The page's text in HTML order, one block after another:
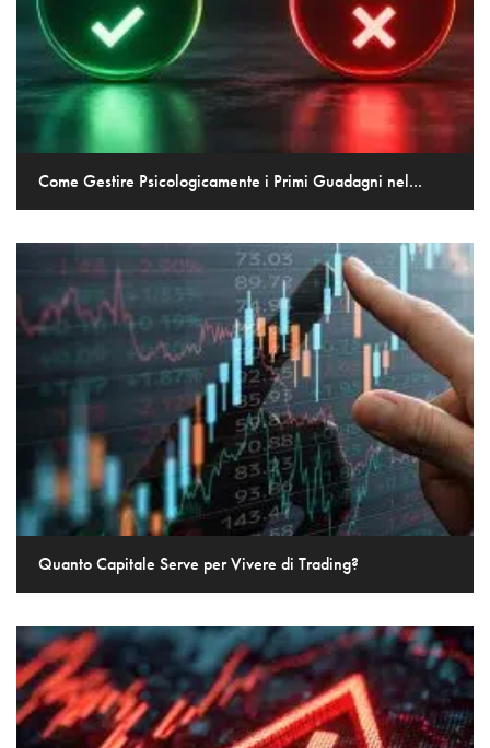
Come Gestire Psicologicamente i Primi Guadagni nel...
Quanto Capitale Serve per Vivere di Trading?